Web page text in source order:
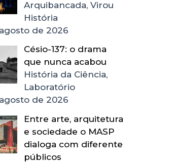
Arquibancada, Virou
História
de 2026
Césio-137: o drama
que nunca acabou
História da Ciência,
Laboratório
de 2026
Entre arte, arquitetura
e sociedade o MASP
dialoga com diferente
públicos